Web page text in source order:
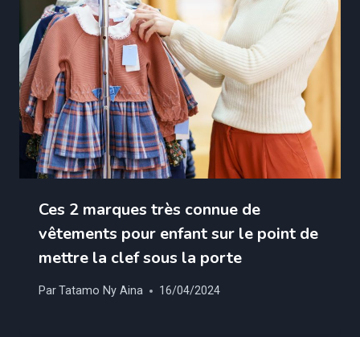
Ces 2 marques très connue de
vêtements pour enfant sur le point de
mettre la clef sous la porte
ParTatamo Ny Aina 16/04/2024